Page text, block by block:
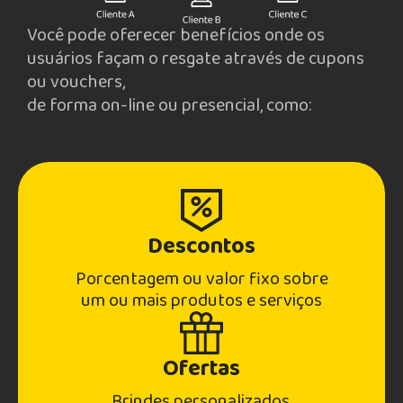
Você pode oferecer benefícios onde os
usuários façam o resgate através de cupons
ou vouchers,
de forma on-line ou presencial, como:
Descontos
Porcentagem ou valor fixo sobre
um ou mais produtos e serviços
Ofertas